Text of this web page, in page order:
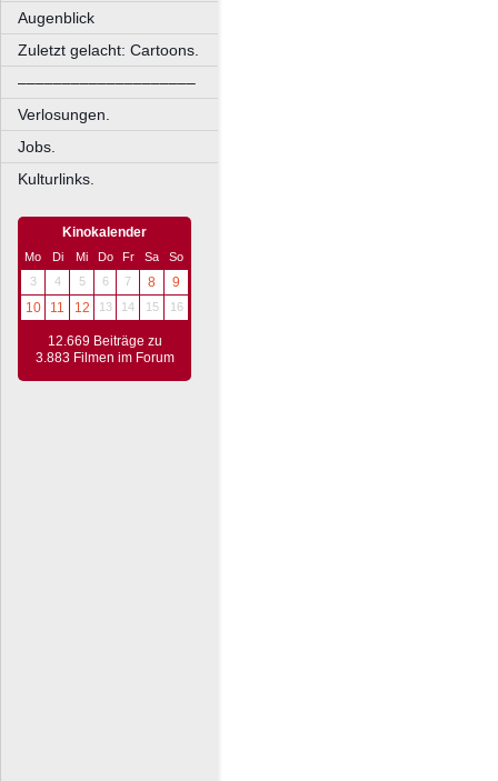
Augenblick
Zuletzt gelacht: Cartoons.
––––––––––––––––––––
Verlosungen.
Jobs.
Kulturlinks.
Kinokalender
Mo Di Mi Do Fr Sa
So
3
4 5 6 7 8
9
10
11 12 13 14 15 16
12.669 Beiträge zu
3.883 Filmen im Forum